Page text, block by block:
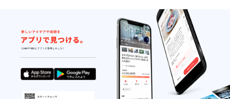
ではとても面白いお話
が聴けますので、こち
らも合わせて聴いてみ
https://davinci-
club.enfani.com/?